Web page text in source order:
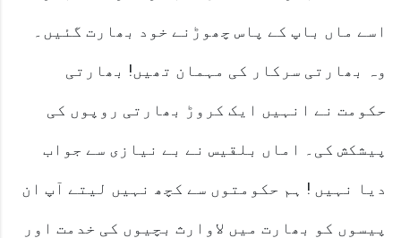
اسے ماں باپ کے پاس چھوڑنے خود بھارت گئیں۔
وہ بھارتی سرکار کی مہمان تھیں! بھارتی
حکومت نے انہیں ایک کروڑ بھارتی روپوں کی
پیشکش کی۔ اماں بلقیس نے بے نیازی سے جواب
دیا نہیں ! ہم حکومتوں سے کچھ نہیں لیتے آپ ان
پیسوں کو بھارت میں لاوارث بچیوں کی خدمت اور